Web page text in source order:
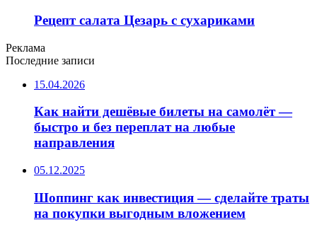
Рецепт салата Цезарь с сухариками
Реклама
Последние записи
15.04.2026
Как найти дешёвые билеты на самолёт —
быстро и без переплат на любые
направления
05.12.2025
Шоппинг как инвестиция — сделайте траты
на покупки выгодным вложением